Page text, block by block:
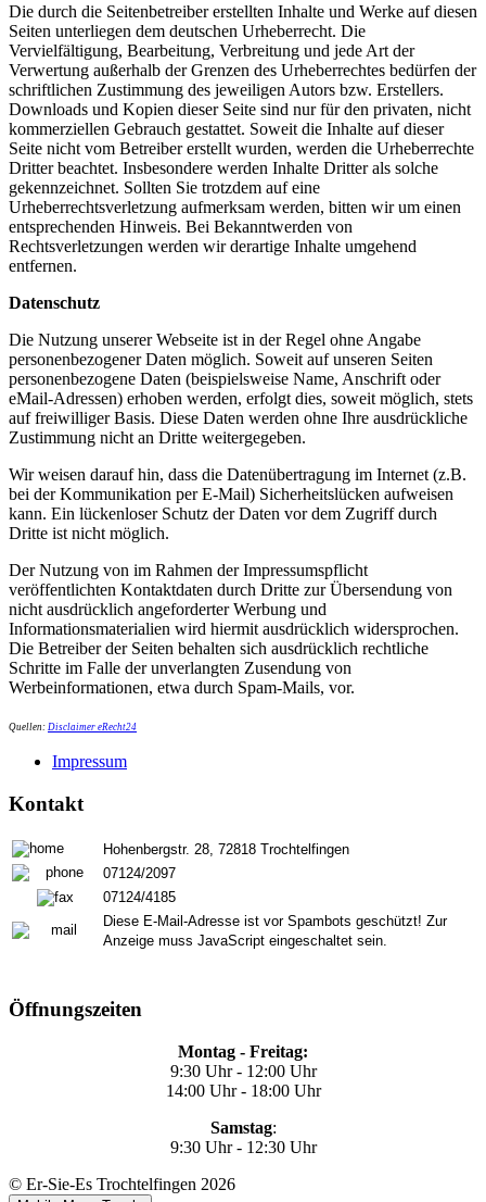
Die durch die Seitenbetreiber erstellten Inhalte und Werke auf diesen
Seiten unterliegen dem deutschen Urheberrecht. Die
Vervielfältigung, Bearbeitung, Verbreitung und jede Art der
Verwertung außerhalb der Grenzen des Urheberrechtes bedürfen der
schriftlichen Zustimmung des jeweiligen Autors bzw. Erstellers.
Downloads und Kopien dieser Seite sind nur für den privaten, nicht
kommerziellen Gebrauch gestattet. Soweit die Inhalte auf dieser
Seite nicht vom Betreiber erstellt wurden, werden die Urheberrechte
Dritter beachtet. Insbesondere werden Inhalte Dritter als solche
gekennzeichnet. Sollten Sie trotzdem auf eine
Urheberrechtsverletzung aufmerksam werden, bitten wir um einen
entsprechenden Hinweis. Bei Bekanntwerden von
Rechtsverletzungen werden wir derartige Inhalte umgehend
entfernen.
Datenschutz
Die Nutzung unserer Webseite ist in der Regel ohne Angabe
personenbezogener Daten möglich. Soweit auf unseren Seiten
personenbezogene Daten (beispielsweise Name, Anschrift oder
eMail-Adressen) erhoben werden, erfolgt dies, soweit möglich, stets
auf freiwilliger Basis. Diese Daten werden ohne Ihre ausdrückliche
Zustimmung nicht an Dritte weitergegeben.
Wir weisen darauf hin, dass die Datenübertragung im Internet (z.B.
bei der Kommunikation per E-Mail) Sicherheitslücken aufweisen
kann. Ein lückenloser Schutz der Daten vor dem Zugriff durch
Dritte ist nicht möglich.
Der Nutzung von im Rahmen der Impressumspflicht
veröffentlichten Kontaktdaten durch Dritte zur Übersendung von
nicht ausdrücklich angeforderter Werbung und
Informationsmaterialien wird hiermit ausdrücklich widersprochen.
Die Betreiber der Seiten behalten sich ausdrücklich rechtliche
Schritte im Falle der unverlangten Zusendung von
Werbeinformationen, etwa durch Spam-Mails, vor.
Quellen: Disclaimer eRecht24
Impressum
Kontakt
Hohenbergstr. 28, 72818 Trochtelfingen
07124/2097
07124/4185
Diese E-Mail-Adresse ist vor Spambots geschützt! Zur
Anzeige muss JavaScript eingeschaltet sein.
Öffnungszeiten
Montag - Freitag:
9:30 Uhr - 12:00 Uhr
14:00 Uhr - 18:00 Uhr
Samstag:
9:30 Uhr - 12:30 Uhr
© Er-Sie-Es Trochtelfingen 2026